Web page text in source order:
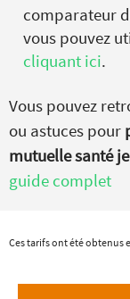
comparateur
vous pouvez
cliquant ici.
Vous pouvez
ou astuces pour
mutuelle santé
guide complet
Ces tarifs ont été obtenus